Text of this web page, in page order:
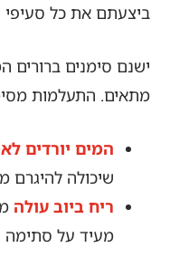
ביצעתם את כל סעיפי
ישנם סימנים
מתאים. התעלמות
המים יורדים
שיכולה להיגרם
ריח ביוב עולה
מעיד על סתימה